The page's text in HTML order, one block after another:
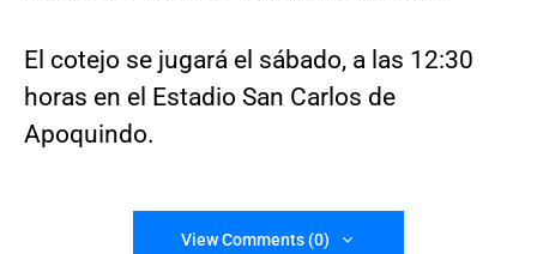
El cotejo se jugará el sábado, a las 12:30
horas en el Estadio San Carlos de
Apoquindo.
View Comments (0)